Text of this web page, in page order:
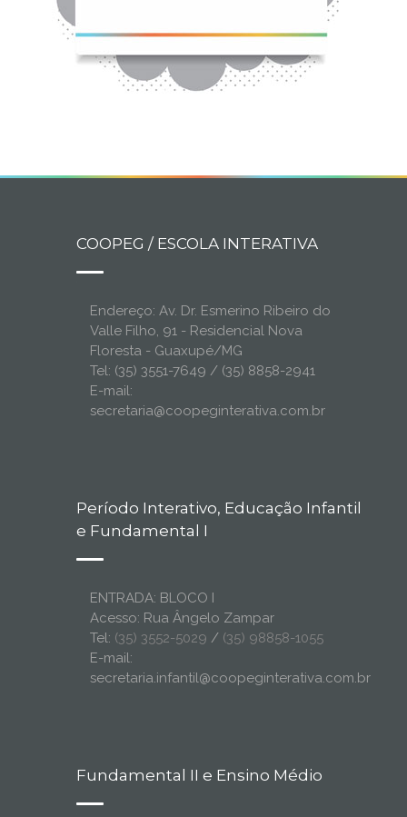
COOPEG / ESCOLA INTERATIVA
Endereço: Av. Dr. Esmerino Ribeiro do
Valle Filho, 91 - Residencial Nova
Floresta - Guaxupé/MG
Tel: (35) 3551-7649 / (35) 8858-2941
E-mail:
secretaria@coopeginterativa.com.br
Período Interativo, Educação Infantil
e Fundamental I
ENTRADA: BLOCO I
Acesso: Rua Ângelo Zampar
Tel: (35) 3552-5029 / (35) 98858-1055
E-mail:
secretaria.infantil@coopeginterativa.com.br
Fundamental II e Ensino Médio